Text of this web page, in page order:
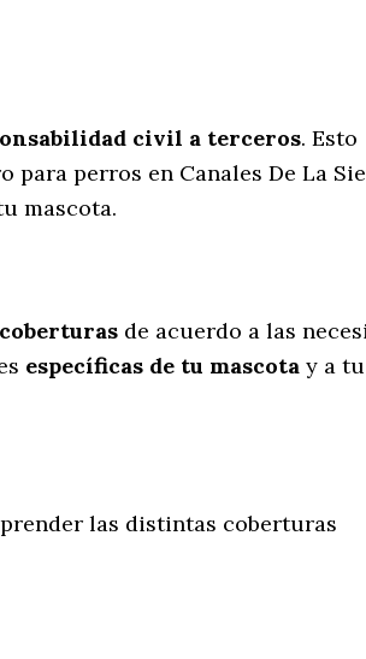
civil a terceros. Esto
para perros en Canales De La
mascota.
de acuerdo a las
específicas de tu mascota y a
las distintas coberturas